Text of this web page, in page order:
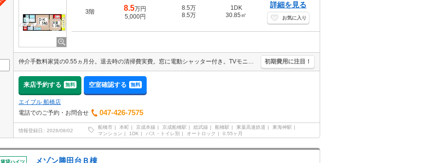
3階 8.5万円
5,000円
8.5万
8.5万
1DK
30.85㎡
詳細を見る
お気に入り
仲介手数料家賃の0.55ヵ月分。退去時の清掃費実費。窓に電動シャッター付き。TVモニター付インターホン。宅配ボックスあり。浴室乾燥機付。外国籍の方入居可。洗髪洗面化粧台。2口システムキッチン。 初期費用に注目！
来店予約する 無料 空室確認する 無料
エイブル 船橋店
電話でのご予約・お問合せ
047-426-7575
情報登録日 2026/08/02
船橋市 本町 京成本線 京成船橋駅 総武線 船橋駅 東葉高速鉄道
東海神駅
マンション
1DK バス・トイレ別 オートロック 0.55ヶ月
賃貸ハイツ メゾン勝田台Ｂ棟